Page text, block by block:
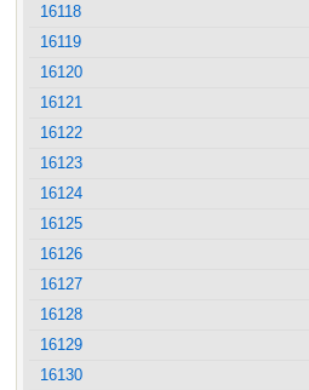
16118
16119
16120
16121
16122
16123
16124
16125
16126
16127
16128
16129
16130